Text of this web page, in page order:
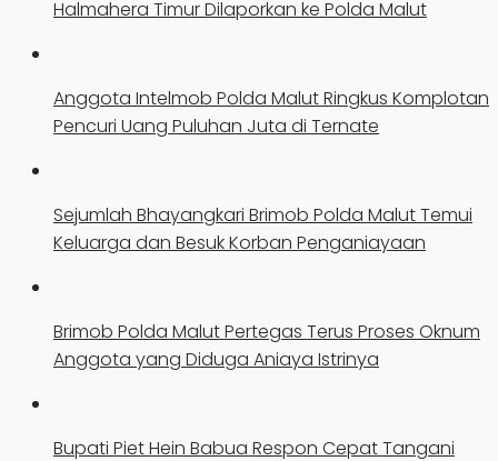
Halmahera Timur Dilaporkan ke Polda Malut
Anggota Intelmob Polda Malut Ringkus Komplotan
Pencuri Uang Puluhan Juta di Ternate
Sejumlah Bhayangkari Brimob Polda Malut Temui
Keluarga dan Besuk Korban Penganiayaan
Brimob Polda Malut Pertegas Terus Proses Oknum
Anggota yang Diduga Aniaya Istrinya
Bupati Piet Hein Babua Respon Cepat Tangani